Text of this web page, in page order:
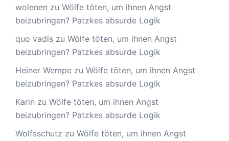
wolenen zu Wölfe töten, um ihnen Angst
beizubringen? Patzkes absurde Logik
quo vadis zu Wölfe töten, um ihnen Angst
beizubringen? Patzkes absurde Logik
Heiner Wempe zu Wölfe töten, um ihnen Angst
beizubringen? Patzkes absurde Logik
Karin zu Wölfe töten, um ihnen Angst
beizubringen? Patzkes absurde Logik
Wolfsschutz zu Wölfe töten, um ihnen Angst